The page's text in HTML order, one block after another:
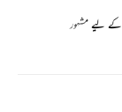
کے لیے مشہور